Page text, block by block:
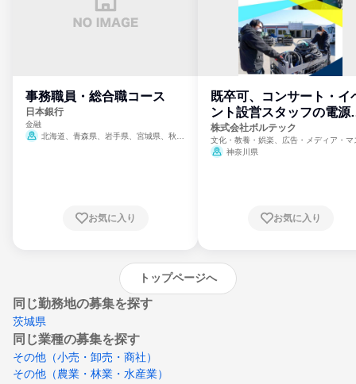
事務職員・総合職コース
日本銀行
金融
北海道、青森県、岩手県、宮城県、秋田
崎県、熊本県、大分県、宮崎県、鹿児島県、
お気に入り
既卒可、コンサート・イ
ント設営スタッフの電源
門
株式会社ボルテック
文化・教養・娯楽、広告・メディア・マ
ミ、電力・ガス・水道・エネルギー
神奈川県
お気に入り
トップページへ
同じ勤務地の募集を探す
茨城県
同じ業種の募集を探す
その他（小売・卸売・商社）
その他（農業・林業・水産業）